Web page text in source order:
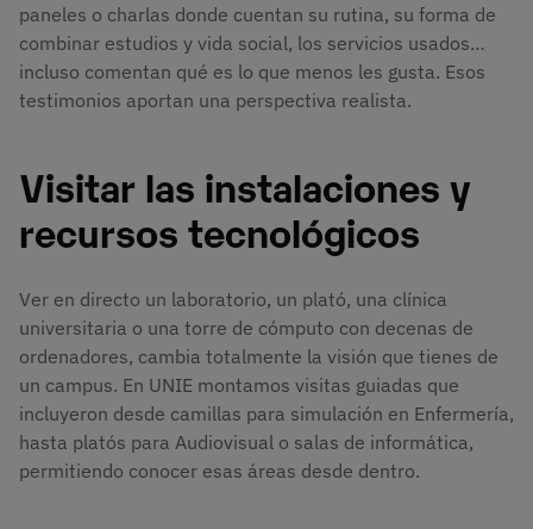
paneles o charlas donde cuentan su rutina, su forma de
combinar estudios y vida social, los servicios usados…
incluso comentan qué es lo que menos les gusta. Esos
testimonios aportan una perspectiva realista.
Visitar las instalaciones y
recursos tecnológicos
Ver en directo un laboratorio, un plató, una clínica
universitaria o una torre de cómputo con decenas de
ordenadores, cambia totalmente la visión que tienes de
un campus. En UNIE montamos visitas guiadas que
incluyeron desde camillas para simulación en Enfermería,
hasta platós para Audiovisual o salas de informática,
permitiendo conocer esas áreas desde dentro.